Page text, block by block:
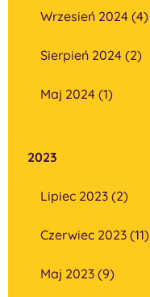
Wrzesień 2024 (4)
Sierpień 2024 (2)
Maj 2024 (1)
2023
Lipiec 2023 (2)
Czerwiec 2023 (11)
Maj 2023 (9)